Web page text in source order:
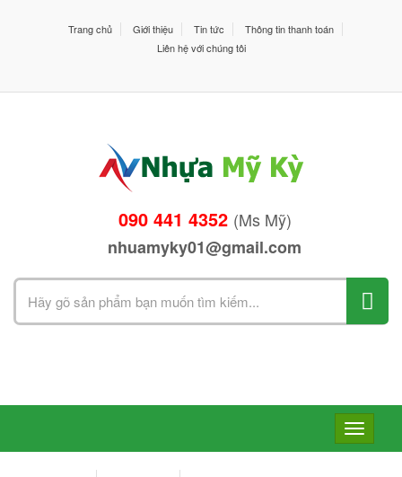
Trang chủ Giới thiệu Tin tức
Thông tin thanh toán
Liên hệ với chúng tôi
090 441 4352 (Ms Mỹ)
nhuamyky01@gmail.com
Search
for:
Toggle
navigation